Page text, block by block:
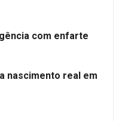
com enfarte
nascimento real em